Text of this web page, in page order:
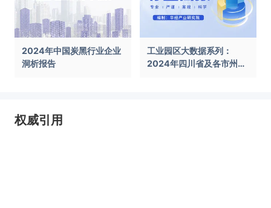
2024年中国炭黑行业企业
洞析报告
工业园区大数据系列：
2024年四川省及各市州工
权威引用